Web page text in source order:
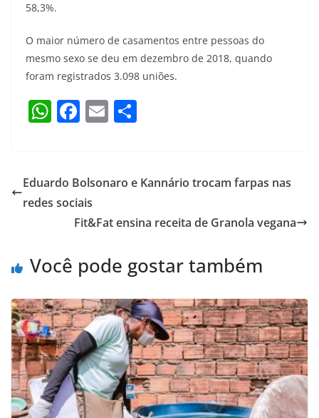
58,3%.
O maior número de casamentos entre pessoas do
mesmo sexo se deu em dezembro de 2018, quando
foram registrados 3.098 uniões.
W
s
A
F
e
b
o
k
E
l e
Eduardo Bolsonaro e Kannário trocam farpas nas
redes sociais
Fit&Fat ensina receita de Granola vegana
Você pode gostar também